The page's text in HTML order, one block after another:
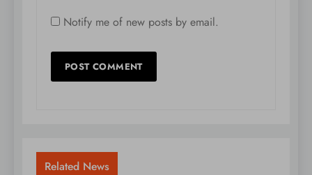
Notify me of new posts by email.
Related News